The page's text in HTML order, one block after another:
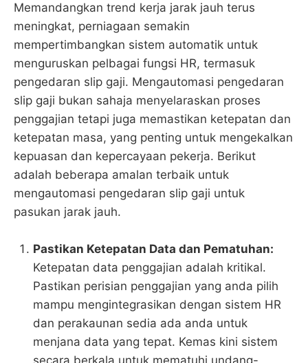
Memandangkan trend kerja jarak jauh terus
meningkat, perniagaan semakin
mempertimbangkan sistem automatik untuk
menguruskan pelbagai fungsi HR, termasuk
pengedaran slip gaji. Mengautomasi pengedaran
slip gaji bukan sahaja menyelaraskan proses
penggajian tetapi juga memastikan ketepatan dan
ketepatan masa, yang penting untuk mengekalkan
kepuasan dan kepercayaan pekerja. Berikut
adalah beberapa amalan terbaik untuk
mengautomasi pengedaran slip gaji untuk
pasukan jarak jauh.
Pastikan Ketepatan Data dan Pematuhan:
Ketepatan data penggajian adalah kritikal.
Pastikan perisian penggajian yang anda pilih
mampu mengintegrasikan dengan sistem HR
dan perakaunan sedia ada anda untuk
menjana data yang tepat. Kemas kini sistem